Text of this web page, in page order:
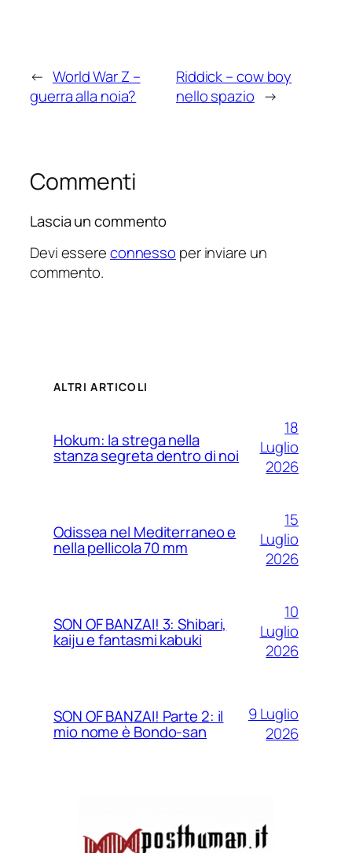
← World War Z –
guerra alla noia?
Riddick – cow boy
nello spazio →
Commenti
Lascia un commento
Devi essereconnesso per inviare un
commento.
ALTRI ARTICOLI
Hokum: la strega nella
stanza segreta dentro di noi
18
Luglio
2026
Odissea nel Mediterraneo e
nella pellicola 70 mm
15
Luglio
2026
SON OF BANZAI! 3: Shibari,
kaiju e fantasmi kabuki
10
Luglio
2026
SON OF BANZAI! Parte 2: il
mio nome è Bondo-san
9 Luglio
2026